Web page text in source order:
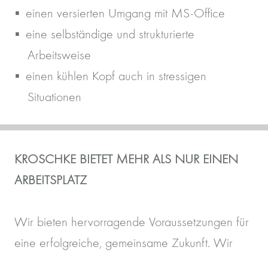
einen versierten Umgang mit MS-Office
eine selbständige und strukturierte
Arbeitsweise
einen kühlen Kopf auch in stressigen
Situationen
KROSCHKE BIETET MEHR ALS NUR EINEN
ARBEITSPLATZ
Wir bieten hervorragende Voraussetzungen für
eine erfolgreiche, gemeinsame Zukunft. Wir